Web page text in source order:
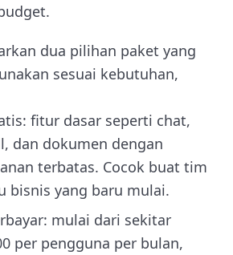
dua pilihan paket yang
sesuai kebutuhan,
fitur dasar seperti chat,
dan dokumen dengan
terbatas. Cocok buat tim
bisnis yang baru mulai.
mulai dari sekitar
per pengguna per bulan,